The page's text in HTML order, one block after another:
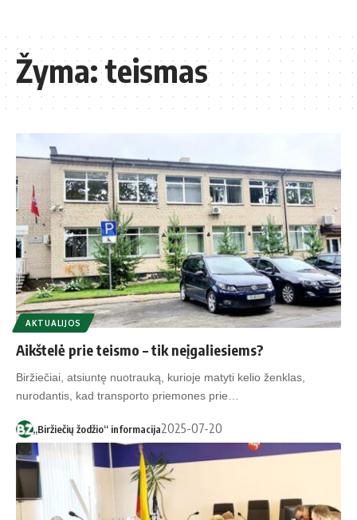
Žyma:teismas
AKTUALIJOS
Aikštelė prie teismo – tik neįgaliesiems?
Biržiečiai, atsiuntę nuotrauką, kurioje matyti kelio ženklas,
nurodantis, kad transporto priemones prie…
„Biržiečių žodžio“ informacija2025-07-20